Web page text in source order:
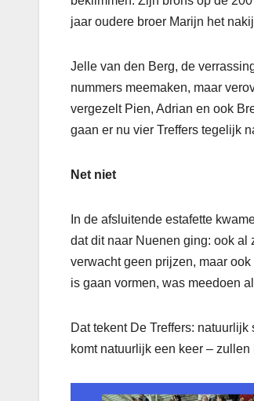
jaar oudere broer Marijn het
Jelle van den Berg, de
nummers meemaken, maar
vergezelt Pien, Adrian en ook
gaan er nu vier Treffers tegelijk
Net niet
In de afsluitende estafette
dat dit naar Nuenen ging: ook al
verwacht geen prijzen, maar
is gaan vormen, was meedoen
Dat tekent De Treffers:
komt natuurlijk een keer –